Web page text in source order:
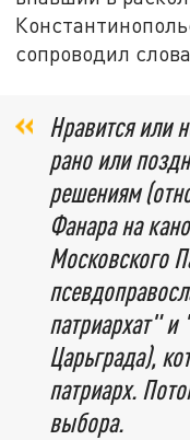
сопроводил
Нравится или
рано или
решениям
Фанара на
Московского
патриархат"
Царьграда),
патриарх.
выбора.